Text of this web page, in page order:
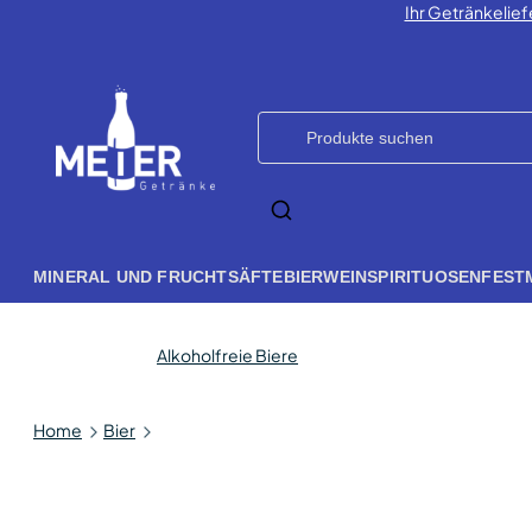
Ihr
MINERAL UND FRUCHTSÄFTEBIERWEINSPIRITUOSEN
Home Bier
Alkoholfreie Biere